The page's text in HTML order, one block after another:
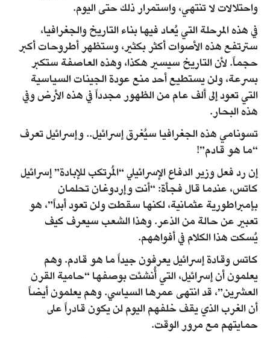
واحتلالات لا تنتهي، واستمرار ذلك حتى اليوم.
في هذه المرحلة التي يُعاد فيها بناء التاريخ والجغرافيا،
سترتفع هذه الأصوات أكثر بكثير، وستظهر أطروحات أكبر
حجماً. لأن التاريخ سيسير هكذا، وهذه العاصفة ستكبر
بسرعة، ولن يستطيع أحد منع عودة الجينات السياسية
التي تعود إلى ألف عام من الظهور مجدداً في هذه الأرض وفي
هذه البحار.
تسونامي هذه الجغرافيا سيُغرق إسرائيل.. وإسرائيل تعرف
“ما هو قادم”!
إن رد فعل وزير الدفاع الإسرائيلي “المُرتكب للإبادة” إسرائيل
كاتس، عندما قال فجأة: “أنت وإردوغان تحلمان
بإمبراطورية عثمانية، لكنها سقطت ولن تعود أبداً”، هو
تعبير عن حالة من الذعر. وهذا الشعب سيعرف كيف
يُسكت هذا الكلام في أفواههم.
كاتس وقادة إسرائيل يعرفون جيداً ما هو قادم. وهم
يعلمون أن إسرائيل، التي أُنشئت بوصفها “حامية القرن
العشرين”، قد انتهى عمرها السياسي. وهم يعلمون أيضاً
أن الغرب الذي يقف خلفهم اليوم لن يكون قادراً على
حمايتهم مع مرور الوقت.